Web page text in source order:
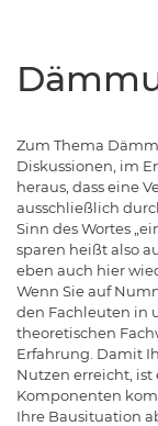
Zum Thema
Diskussionen, im
heraus, dass eine
ausschließlich
Sinn des Wortes
sparen heißt also
eben auch hier
Wenn Sie auf
den Fachleuten in
theoretischen
Erfahrung. Damit
Nutzen erreicht,
Komponenten
Ihre Bausituation